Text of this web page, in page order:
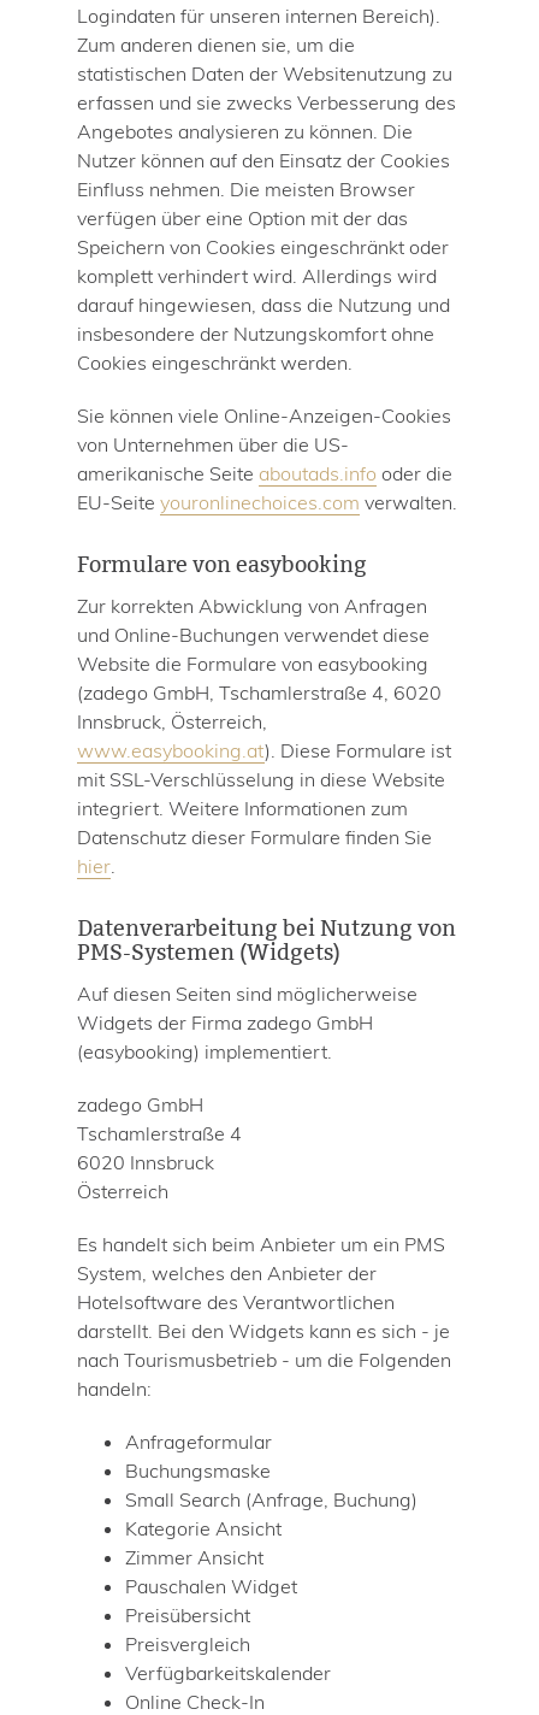
Logindaten für unseren internen Bereich).
Zum anderen dienen sie, um die
statistischen Daten der Websitenutzung zu
erfassen und sie zwecks Verbesserung des
Angebotes analysieren zu können. Die
Nutzer können auf den Einsatz der Cookies
Einfluss nehmen. Die meisten Browser
verfügen über eine Option mit der das
Speichern von Cookies eingeschränkt oder
komplett verhindert wird. Allerdings wird
darauf hingewiesen, dass die Nutzung und
insbesondere der Nutzungskomfort ohne
Cookies eingeschränkt werden.
Sie können viele Online-Anzeigen-Cookies
von Unternehmen über die US-
amerikanische Seite aboutads.info oder die
EU-Seite youronlinechoices.com verwalten.
Formulare von easybooking
Zur korrekten Abwicklung von Anfragen
und Online-Buchungen verwendet diese
Website die Formulare von easybooking
(zadego GmbH, Tschamlerstraße 4, 6020
Innsbruck, Österreich,
www.easybooking.at). Diese Formulare ist
mit SSL-Verschlüsselung in diese Website
integriert. Weitere Informationen zum
Datenschutz dieser Formulare finden Sie
hier.
Datenverarbeitung bei Nutzung von
PMS-Systemen (Widgets)
Auf diesen Seiten sind möglicherweise
Widgets der Firma zadego GmbH
(easybooking) implementiert.
zadego GmbH
Tschamlerstraße 4
6020 Innsbruck
Österreich
Es handelt sich beim Anbieter um ein PMS
System, welches den Anbieter der
Hotelsoftware des Verantwortlichen
darstellt. Bei den Widgets kann es sich - je
nach Tourismusbetrieb - um die Folgenden
handeln:
Anfrageformular
Buchungsmaske
Small Search (Anfrage, Buchung)
Kategorie Ansicht
Zimmer Ansicht
Pauschalen Widget
Preisübersicht
Preisvergleich
Verfügbarkeitskalender
Online Check-In